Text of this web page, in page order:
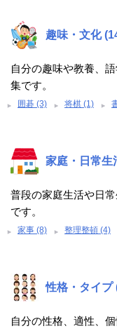
趣味・文化
自分の趣味や教養、
集です。
囲碁 (3) 将棋 (1)
家庭・日常生
普段の家庭生活や日
です。
家事 (8) 整理整頓 (4)
性格・タイプ
自分の性格、適性、